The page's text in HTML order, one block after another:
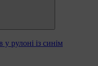
рулоні із синім